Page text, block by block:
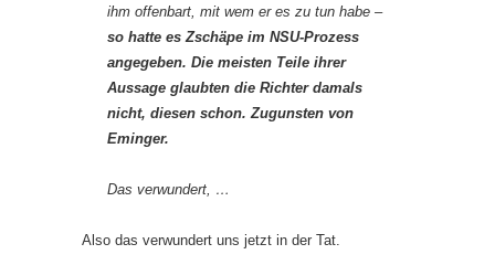
ihm offenbart, mit wem er es zu tun habe –
so hatte es Zschäpe im NSU-Prozess
angegeben. Die meisten Teile ihrer
Aussage glaubten die Richter damals
nicht, diesen schon. Zugunsten von
Eminger.
Das verwundert, …
Also das verwundert uns jetzt in der Tat.